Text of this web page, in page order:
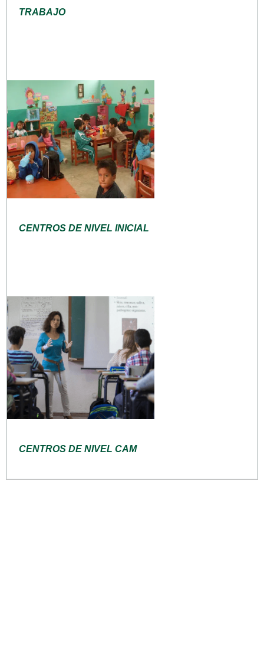
TRABAJO
CENTROS DE NIVEL INICIAL
CENTROS DE NIVEL CAM